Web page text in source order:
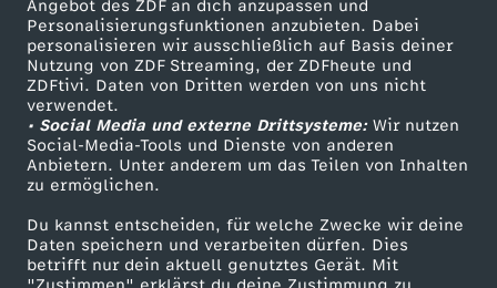
Angebot des ZDF an dich anzupassen und
Personalisierungsfunktionen anzubieten. Dabei
personalisieren wir ausschließlich auf Basis deiner
Nutzung von ZDF Streaming, der ZDFheute und
ZDFtivi. Daten von Dritten werden von uns nicht
verwendet.
• Social Media und externe Drittsysteme:Wir nutzen
Social-Media-Tools und Dienste von anderen
Anbietern. Unter anderem um das Teilen von Inhalten
zu ermöglichen.
Du kannst entscheiden, für welche Zwecke wir deine
Daten speichern und verarbeiten dürfen. Dies
betrifft nur dein aktuell genutztes Gerät. Mit
L
i
e
b
e
e
n
d
r
–
P
o
l
i
D
e
r
P
r
n
i
2
n
e
d
J
o
ß
e
M
a
d
r
i
TV-Programm
ZDF Unternehmen
Karriere
ZDF goes Schule
Werbefernsehen